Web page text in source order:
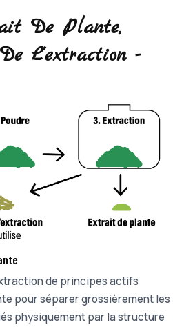
De Plante,
L'extraction -
de principes actifs
pour séparer grossièrement les
physiquement par la structure